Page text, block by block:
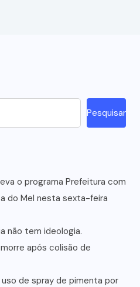
Pesquisar
o programa Prefeitura com
do Mel nesta sexta-feira
não tem ideologia.
após colisão de
de spray de pimenta por